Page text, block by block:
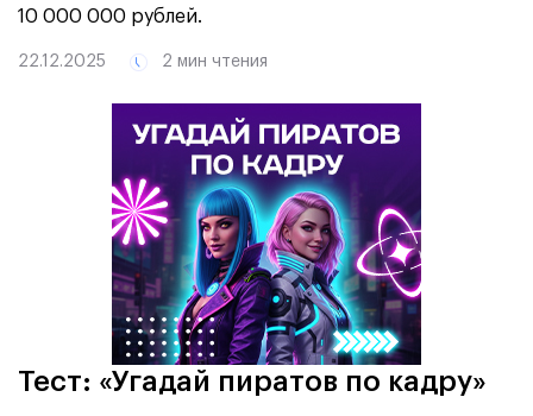
10 000 000 рублей.
22.12.2025 2 мин чтения
Тест: «Угадай пиратов по кадру»